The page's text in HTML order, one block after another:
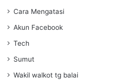
Cara Mengatasi
Akun Facebook
Tech
Sumut
Wakil walkot tg balai